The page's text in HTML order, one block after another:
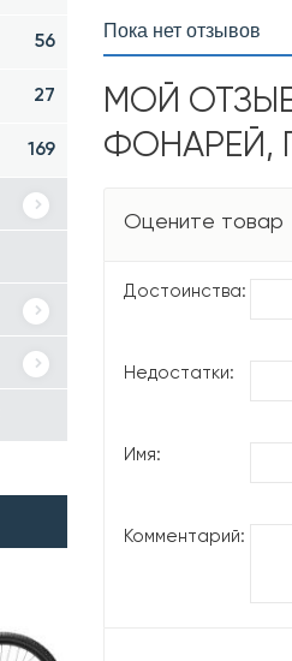
56
27
169
Пока нет отзывов
МОЙ
ФОНАРЕЙ,
Оцените товар
Достоинства:
Недостатки:
Имя:
Комментарий: